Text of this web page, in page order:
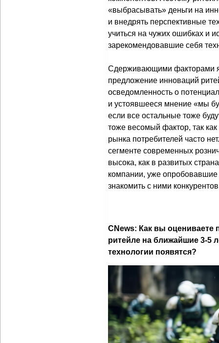
«выбрасывать» деньги на
и внедрять перспективные
учиться на чужих ошибках и
зарекомендовавшие себя
Сдерживающими факторами
предложение инноваций
осведомленность о
и устоявшееся мнение «мы
если все остальные тоже
тоже весомый фактор, так
рынка потребителей часто
сегменте современных
высока, как в развитых
компании, уже
знакомить с ними
CNews: Как вы оцениваете
ритейле на ближайшие 3-5
технологии появятся?